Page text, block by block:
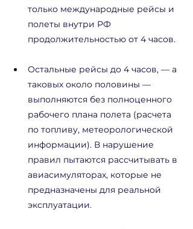
только международные рейсы и
полеты внутри РФ
продолжительностью от 4 часов.
Остальные рейсы до 4 часов, — а
таковых около половины —
выполняются без полноценного
рабочего плана полета (расчета
по топливу, метеорологической
информации). В нарушение
правил пытаются рассчитывать в
авиасимуляторах, которые не
предназначены для реальной
эксплуатации.